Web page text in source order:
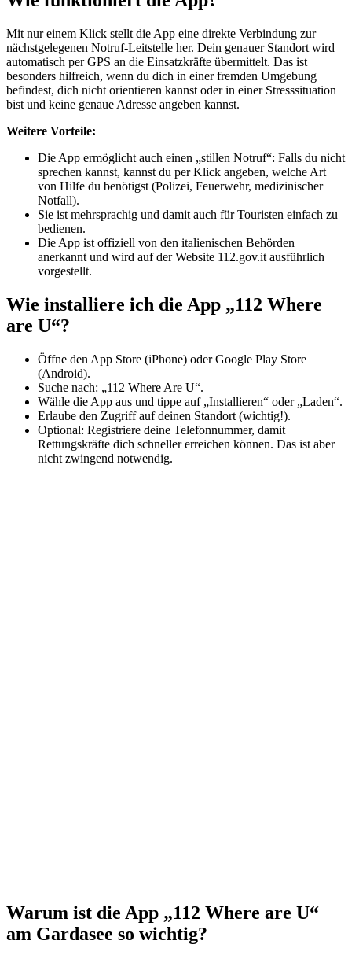
Mit nur einem Klick stellt die App eine direkte Verbindung zur
nächstgelegenen Notruf-Leitstelle her. Dein genauer Standort wird
automatisch per GPS an die Einsatzkräfte übermittelt. Das ist
besonders hilfreich, wenn du dich in einer fremden Umgebung
befindest, dich nicht orientieren kannst oder in einer Stresssituation
bist und keine genaue Adresse angeben kannst.
Weitere Vorteile:
Die App ermöglicht auch einen „stillen Notruf“: Falls du nicht
sprechen kannst, kannst du per Klick angeben, welche Art
von Hilfe du benötigst (Polizei, Feuerwehr, medizinischer
Notfall).
Sie ist mehrsprachig und damit auch für Touristen einfach zu
bedienen.
Die App ist offiziell von den italienischen Behörden
anerkannt und wird auf der Website 112.gov.it ausführlich
vorgestellt.
Wie installiere ich die App „112 Where
are U“?
Öffne den App Store (iPhone) oder Google Play Store
(Android).
Suche nach: „112 Where Are U“.
Wähle die App aus und tippe auf „Installieren“ oder „Laden“.
Erlaube den Zugriff auf deinen Standort (wichtig!).
Optional: Registriere deine Telefonnummer, damit
Rettungskräfte dich schneller erreichen können. Das ist aber
nicht zwingend notwendig.
Warum ist die App „112 Where are U“
am Gardasee so wichtig?